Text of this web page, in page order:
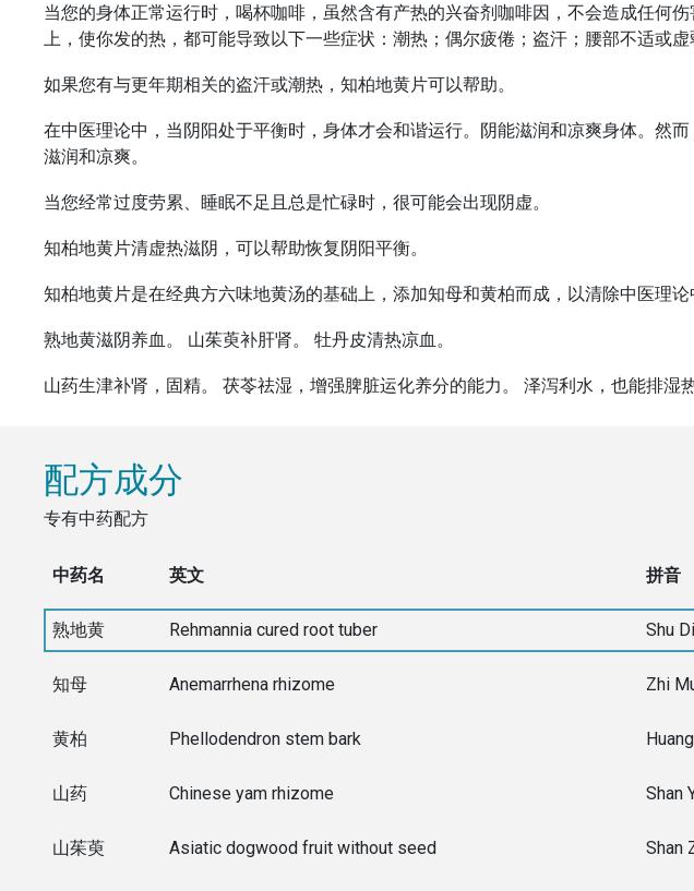
当您的身体正常运行时，喝杯咖啡，虽然含有产热的兴奋剂咖啡因，不会造成任何
上，使你发的热，都可能导致以下一些症状：潮热；偶尔疲倦；盗汗；腰部不适或
如果您有与更年期相关的盗汗或潮热，知柏地黄片可以帮助。
在中医理论中，当阴阳处于平衡时，身体才会和谐运行。阴能滋润和凉爽身体。然
滋润和凉爽。
当您经常过度劳累、睡眠不足且总是忙碌时，很可能会出现阴虚。
知柏地黄片清虚热滋阴，可以帮助恢复阴阳平衡。
知柏地黄片是在经典方六味地黄汤的基础上，添加知母和黄柏而成，以清除中医理
熟地黄滋阴养血。 山茱萸补肝肾。 牡丹皮清热凉血。
山药生津补肾，固精。 茯苓祛湿，增强脾脏运化养分的能力。 泽泻利水，也能排湿热
配方成分
专有中药配方
中药名 英文 拼音
熟地黄 Rehmannia cured root tuber Shu
知母 Anemarrhena rhizome Zhi
黄柏 Phellodendron stem bark
山药 Chinese yam rhizome Shan
山茱萸 Asiatic dogwood fruit without seed Shan